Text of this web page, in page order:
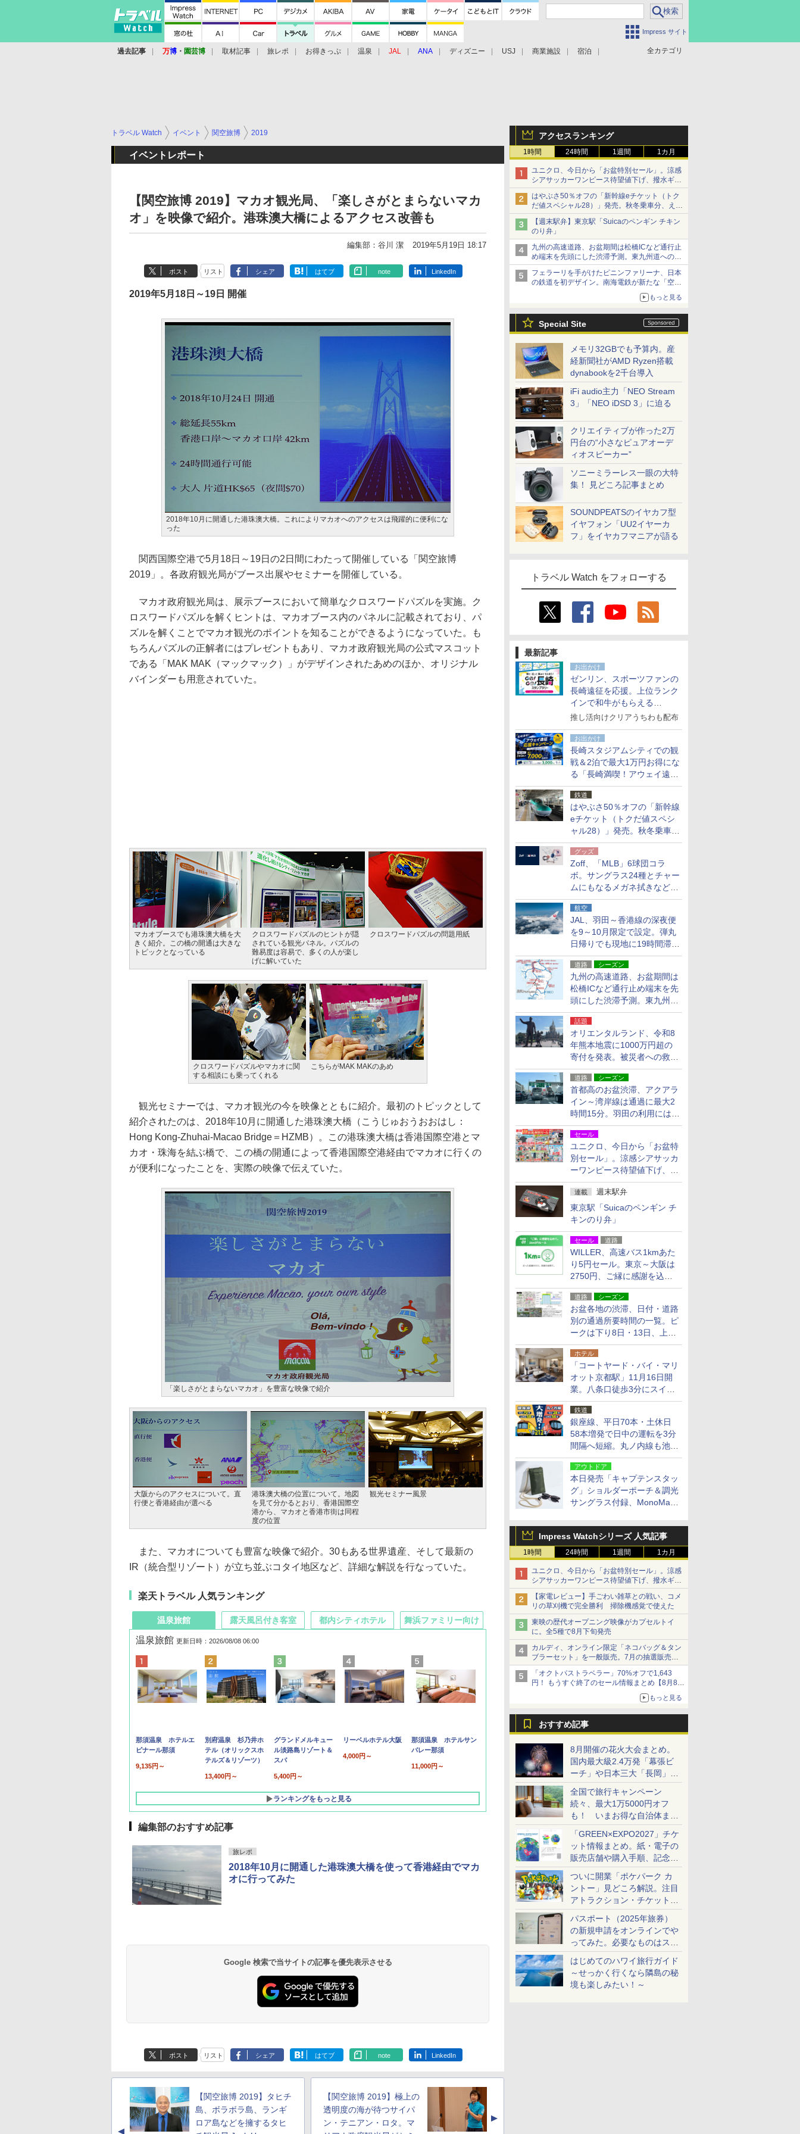
Impress サイト
全カテゴリ
過去記事 万博 ・ 園芸博 取材記事 旅レポ お得きっぷ 温泉 JAL ANA ディズニー USJ 商業施設 宿泊
アクセスランキング
1時間 24時間 1週間 1カ月
ユニクロ、今日から「お盆特別セール」。涼感
シアサッカーワンピース待望値下げ、撥水ギア
ショーツは1990円に
はやぶさ50％オフの「新幹線eチケット（トク
だ値スペシャル28）」発売。秋冬乗車分、えき
ねっと限定
【週末駅弁】東京駅「Suicaのペンギン チキン
のり弁」
九州の高速道路、お盆期間は松橋ICなど通行止
め端末を先頭にした渋滞予測。東九州道への迂
回は料金調整を実施
フェラーリを手がけたピニンファリーナ、日本
の鉄道を初デザイン。南海電鉄が新たな「空港
もっと見る
Special Site
メモリ32GBでも予算内。産
経新聞社がAMD Ryzen搭載
dynabookを2千台導入
iFi audio主力「NEO Stream
3」「NEO iDSD 3」に迫る
クリエイティブが作った2万
円台の“小さなピュアオーデ
ィオスピーカー”
ソニーミラーレス一眼の大特
集！ 見どころ記事まとめ
SOUNDPEATSのイヤカフ型
イヤフォン「UU2イヤーカ
フ」をイヤカフマニアが語る
トラベル Watch をフォローする
最新記事
お出かけ
ゼンリン、スポーツファンの
長崎遠征を応援。上位ランク
インで和牛がもらえる
「GO！GO！長崎スタンプラ
推し活向けクリアうちわも配布
お出かけ
長崎スタジアムシティでの観
戦＆2泊で最大1万円お得にな
る「長崎満喫！アウェイ遠征
応援キャンペーン」
鉄道
はやぶさ50％オフの「新幹線
eチケット（トクだ値スペシ
ャル28）」発売。秋冬乗車
分、えきねっと限定
グッズ
Zoff、「MLB」6球団コラ
ボ。サングラス24種とチャー
ムにもなるメガネ拭きなど雑
貨24種
航空
JAL、羽田～香港線の深夜便
を9～10月限定で設定。弾丸
日帰りでも現地に19時間滞在
できる
道路 シーズン
九州の高速道路、お盆期間は
松橋ICなど通行止め端末を先
頭にした渋滞予測。東九州道
への迂回は料金調整を実施
話題
オリエンタルランド、令和8
年熊本地震に1000万円超の
寄付を発表。被災者への救援
活動・復旧支援
道路 シーズン
首都高のお盆渋滞、アクアラ
イン～湾岸線は通過に最大2
時間15分。羽田の利用には
「空港西出口」の利用検討を
セール
ユニクロ、今日から「お盆特
別セール」。涼感シアサッカ
ーワンピース待望値下げ、撥
水ギアショーツは1990円に
連載 週末駅弁
東京駅「Suicaのペンギン チ
キンのり弁」
セール 道路
WILLER、高速バス1kmあた
り5円セール。東京～大阪は
2750円、ご縁に感謝を込め
た20周年記念キャンペーン
道路 シーズン
お盆各地の渋滞、日付・道路
別の通過所要時間の一覧。ピ
ークは下り8日・13日、上り
14日・15日
ホテル
「コートヤード・バイ・マリ
オット京都駅」11月16日開
業。八条口徒歩3分にスイー
ト含む全270室、ダイニング
も併設
鉄道
銀座線、平日70本・土休日
58本増発で日中の運転を3分
間隔へ短縮。丸ノ内線も池袋
～中野坂上を4分間隔に
アウトドア
本日発売「キャプテンスタッ
グ」ショルダーポーチ＆調光
サングラス付録、MonoMax
Impress Watchシリーズ 人気記事
1時間 24時間 1週間 1カ月
ユニクロ、今日から「お盆特別セール」。涼感
シアサッカーワンピース待望値下げ、撥水ギア
ショーツは1990円に
【家電レビュー】手ごわい雑草との戦い、コメ
リの草刈機で完全勝利 掃除機感覚で使えた
東映の歴代オープニング映像がカプセルトイ
に。全5種で8月下旬発売
カルディ、オンライン限定「ネコバッグ＆タン
ブラーセット」を一般販売。7月の抽選販売の
当選無効分
「オクトパストラベラー」70%オフで1,643
円！ もうすぐ終了のセール情報まとめ【8月8日
ニンテンドーeショップでは「大神 絶景版」が
もっと見る
おすすめ記事
8月開催の花火大会まとめ。
国内最大級2.4万発「幕張ビ
ーチ」や日本三大「長岡」な
ど大型イベント目白押し！
全国で旅行キャンペーン
続々、最大1万5000円オフ
も！ いまお得な自治体まと
め
「GREEN×EXPO2027」チケ
ット情報まとめ。紙・電子の
販売店舗や購入手順、記念チ
ケットも解説
ついに開業「ポケパーク カ
ントー」見どころ解説。注目
アトラクション・チケット手
配・来場前に必要な準備は？
パスポート（2025年旅券）
の新規申請をオンラインでや
ってみた。必要なものはスマ
ホとマイナカードのみ
はじめてのハワイ旅行ガイド
～せっかく行くなら隣島の秘
境も楽しみたい！～
トラベル Watch イベント 関空旅博 2019
イベントレポート
【関空旅博 2019】マカオ観光局、「楽しさがとまらないマカ
オ」を映像で紹介。港珠澳大橋によるアクセス改善も
編集部：谷川 潔 2019年5月19日 18:17
ポスト リスト シェア はてブ note LinkedIn
2019年5月18日～19日 開催
2018年10月に開通した港珠澳大橋。これによりマカオへのアクセスは飛躍的に便利にな
った
関西国際空港で5月18日～19日の2日間にわたって開催している「関空旅博
2019」。各政府観光局がブース出展やセミナーを開催している。
マカオ政府観光局は、展示ブースにおいて簡単なクロスワードパズルを実施。ク
ロスワードパズルを解くヒントは、マカオブース内のパネルに記載されており、パ
ズルを解くことでマカオ観光のポイントを知ることができるようになっていた。も
ちろんパズルの正解者にはプレゼントもあり、マカオ政府観光局の公式マスコット
である「MAK MAK（マックマック）」がデザインされたあめのほか、オリジナル
バインダーも用意されていた。
マカオブースでも港珠澳大橋を大
きく紹介。この橋の開通は大きな
トピックとなっている
クロスワードパズルのヒントが隠
されている観光パネル。パズルの
難易度は容易で、多くの人が楽し
げに解いていた
クロスワードパズルの問題用紙
クロスワードパズルやマカオに関
する相談にも乗ってくれる
こちらがMAK MAKのあめ
観光セミナーでは、マカオ観光の今を映像とともに紹介。最初のトピックとして
紹介されたのは、2018年10月に開通した港珠澳大橋（こうじゅおうおおはし：
Hong Kong-Zhuhai-Macao Bridge＝HZMB）。この港珠澳大橋は香港国際空港とマ
カオ・珠海を結ぶ橋で、この橋の開通によって香港国際空港経由でマカオに行くの
が便利になったことを、実際の映像で伝えていた。
「楽しさがとまらないマカオ」を豊富な映像で紹介
大阪からのアクセスについて。直
行便と香港経由が選べる
港珠澳大橋の位置について。地図
を見て分かるとおり、香港国際空
港から、マカオと香港市街は同程
度の位置
観光セミナー風景
また、マカオについても豊富な映像で紹介。30もある世界遺産、そして最新の
IR（統合型リゾート）が立ち並ぶコタイ地区など、詳細な解説を行なっていた。
楽天トラベル 人気ランキング
温泉旅館
温泉旅館 更新日時：2026/08/08 06:00
那須温泉 ホテルエ
ピナール那須
9,135円～
別府温泉 杉乃井ホ
テル（オリックスホ
テルズ＆リゾーツ）
13,400円～
グランドメルキュー
ル淡路島リゾート＆
スパ
5,400円～
リーベルホテル大阪
4,000円～
那須温泉 ホテルサン
バレー那須
11,000円～
ランキングをもっと見る
露天風呂付き客室
10,450円～
19,541円～
都内シティホテル 舞浜ファミリー向け
7,950円～
5,758円～
編集部のおすすめ記事
旅レポ
2018年10月に開通した港珠澳大橋を使って香港経由でマカ
オに行ってみた
Google 検索で当サイトの記事を優先表示させる
ポスト リスト シェア はてブ note LinkedIn
▲
【関空旅博 2019】タヒチ
島、ボラボラ島、ランギ
ロア島などを擁するタヒ
【関空旅博 2019】極上の
透明度の海が待つサイパ
ン・テニアン・ロタ。マ
▲